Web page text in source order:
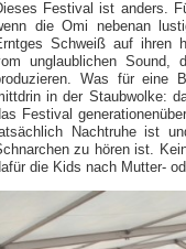
Festival ist anders.
die Omi nebenan
Schweiß auf ihren
unglaublichen Sound,
Was für eine
in der Staubwolke:
Festival
Nachtruhe ist
zu hören ist.
die Kids nach Mutter-